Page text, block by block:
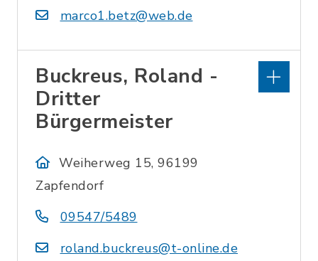
marco1.betz@web.de
Buckreus, Roland -
Dritter
Bürgermeister
Weiherweg 15, 96199
Zapfendorf
09547/5489
roland.buckreus@t-online.de